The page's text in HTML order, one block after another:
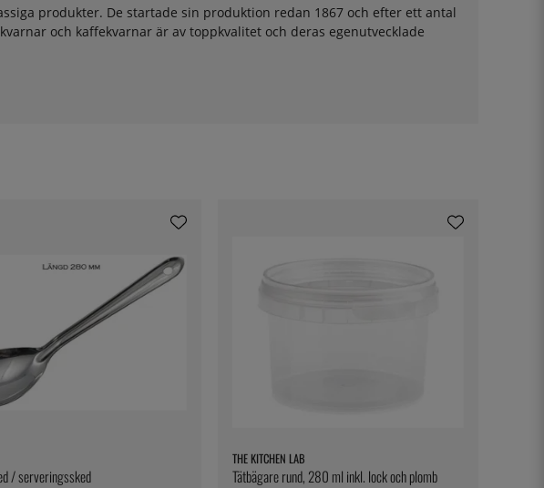
produkter. De startade sin produktion redan 1867 och efter ett antal
och kaffekvarnar är av toppkvalitet och deras egenutvecklade
/ serveringssked
THE KITCHEN LAB
Tätbägare rund, 280 ml inkl. lock och plomb